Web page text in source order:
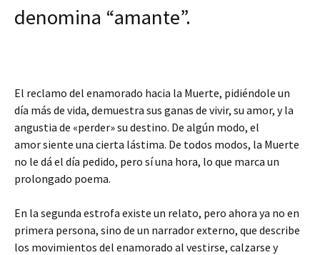
denomina “amante”.
El reclamo del enamorado hacia la Muerte, pidiéndole un
día más de vida, demuestra sus ganas de vivir, su amor, y la
angustia de «perder» su destino. De algún modo, el
amor siente una cierta lástima. De todos modos, la Muerte
no le dá el día pedido, pero sí una hora, lo que marca un
prolongado poema.
En la segunda estrofa existe un relato, pero ahora ya no en
primera persona, sino de un narrador externo, que describe
los movimientos del enamorado al vestirse, calzarse y